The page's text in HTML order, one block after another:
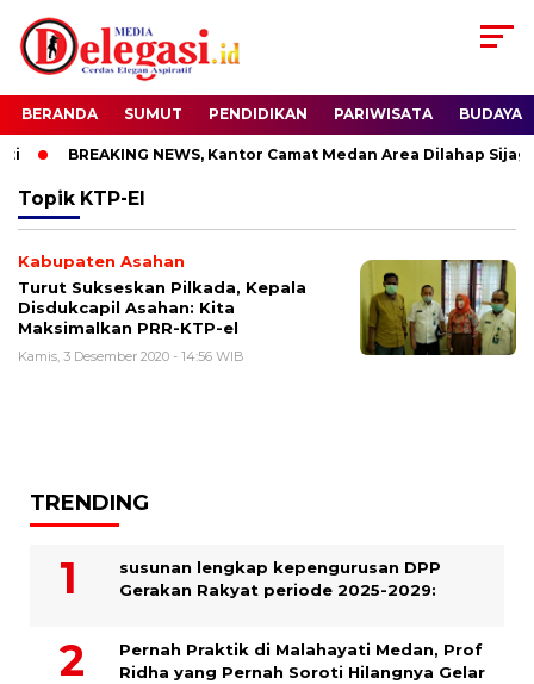
BERANDA SUMUT PENDIDIKAN PARIWISATA BUDAYA
BREAKING NEWS, Kantor Camat Medan Area Dilahap Sijago
Topik KTP-El
Kabupaten Asahan
Turut Sukseskan Pilkada, Kepala
Disdukcapil Asahan: Kita
Maksimalkan PRR-KTP-el
Kamis, 3 Desember 2020 - 14:56 WIB
TRENDING
susunan lengkap kepengurusan DPP
Gerakan Rakyat periode 2025-2029:
Pernah Praktik di Malahayati Medan, Prof
Ridha yang Pernah Soroti Hilangnya Gelar